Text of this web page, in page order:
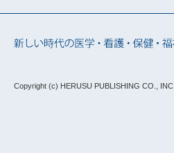
Copyright (c) HERUSU PUBLISHING CO., INC.